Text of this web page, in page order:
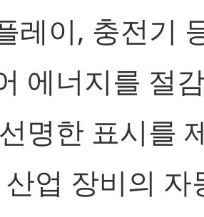
레이, 충전기
에너지를 절
명한 표시를
산업 장비의 자